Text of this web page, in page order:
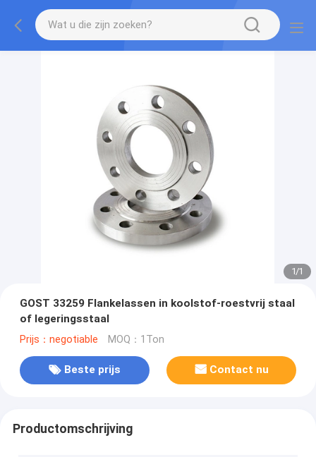
1/1
GOST 33259 Flankelassen in koolstof-roestvrij staal
of legeringsstaal
Prijs：negotiable MOQ：1Ton
Beste prijs Contact nu
Productomschrijving